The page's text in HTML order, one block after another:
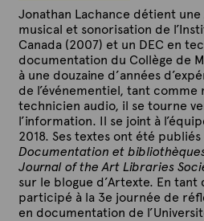
Jonathan Lachance détient
musical et sonorisation de
Canada (2007) et un DEC en
documentation du Collège de
à une douzaine d’années
de l’événementiel, tant
technicien audio, il se tourne
l’information. Il se joint à
2018. Ses textes ont été
Documentation et
Journal of the Art Libraries
sur le blogue d’Artexte. En
participé à la 3e journée de
en documentation de